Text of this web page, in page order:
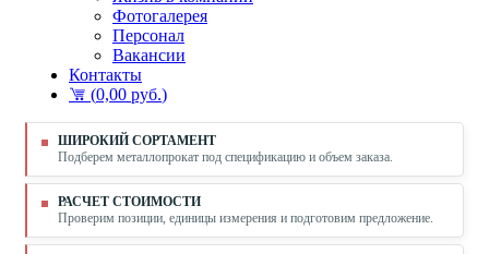
Фотогалерея
Персонал
Вакансии
Контакты
(0,00 руб.)
ШИРОКИЙ СОРТАМЕНТ
Подберем металлопрокат под спецификацию и объем заказа.
РАСЧЕТ СТОИМОСТИ
Проверим позиции, единицы измерения и подготовим предложение.